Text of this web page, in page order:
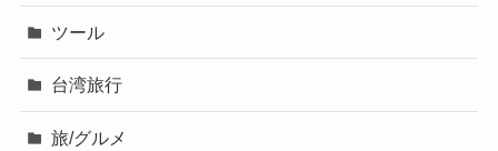
ツール
台湾旅行
旅/グルメ